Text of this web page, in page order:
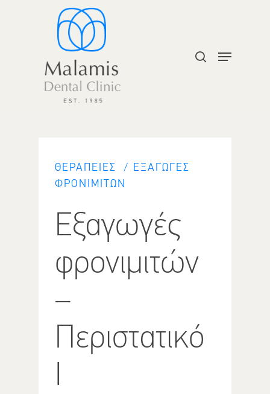
Menu
ΘΕΡΑΠΕΙΕΣ / ΕΞΑΓΩΓΕΣ
ΦΡΟΝΙΜΙΤΩΝ
Εξαγωγές
φρονιμιτών
–
Περιστατικό
Ι